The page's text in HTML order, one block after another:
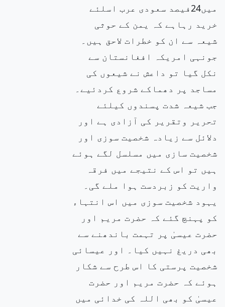
میں24فیصد سعودی عرب اسلئے
خرید رہاہے کہ یمن کے حوثی
شیعہ سے ان کو خطرات لاحق ہیں۔
جونہی امریکہ افغانستان سے
نکل گیا تو داعش نے شیعوں کی
مساجد پر دھماکے شروع کردئیے۔
جب شیعہ شدت پسندوں کیلئے
تحریر وتقریر کی آزادی ہے اور
دلائل سے زیادہ شخصیت سوزی اور
شخصیت سازی میں مسلسل لگے ہوئے
ہیں تو اس کے نتیجے میں فرقہ
واریت کو زبردست ہوا ملے گی۔
یہود شخصیت سوزی میں اس انتہاء
کو پہنچ گئے کہ حضرت مریم اور
حضرت عیسیٰ پر تہمت باندھنے سے
بھی دریغ نہیں کیا۔ اور عیسائی
شخصیت پرستی کا اس طرح سے شکار
ہوئے کہ حضرت مریم اور حضرت
عیسیٰ کو بھی اللہ کی خدائی میں